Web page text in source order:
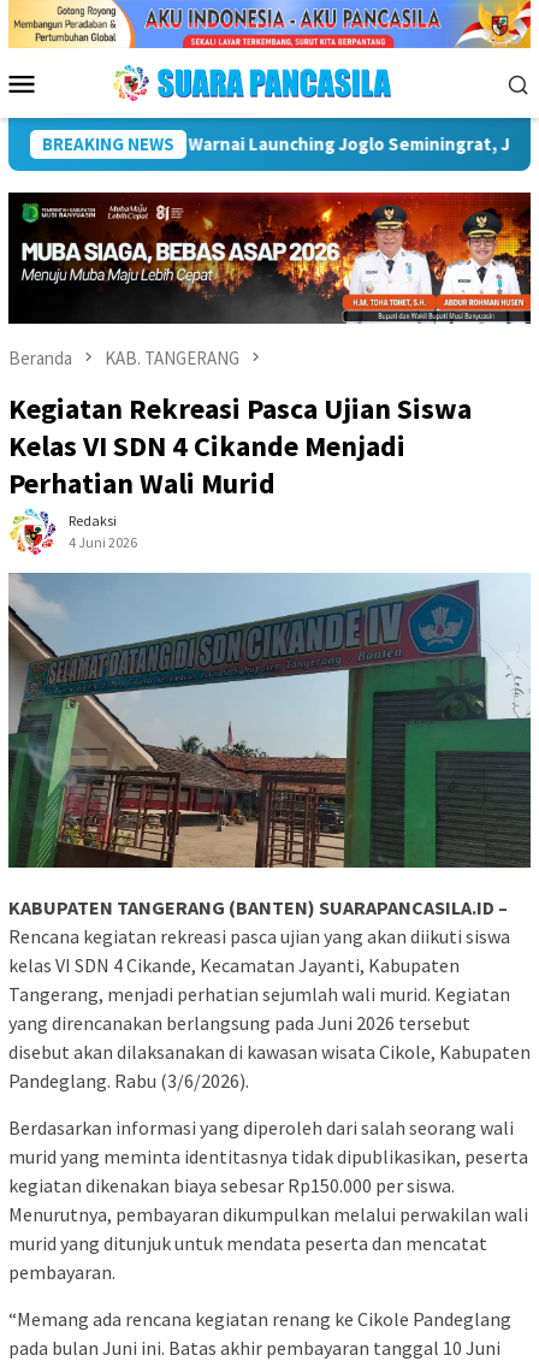
Menu
Mobile
BREAKING NEWS
Tosan Aji dan Budaya Nusantara Wakil Wali
Beranda KAB. TANGERANG
Kegiatan Rekreasi Pasca Ujian Siswa
Kelas VI SDN 4 Cikande Menjadi
Perhatian Wali Murid
Redaksi
4 Juni 2026
KABUPATEN TANGERANG (BANTEN) SUARAPANCASILA.ID –
Rencana kegiatan rekreasi pasca ujian yang akan diikuti siswa
kelas VI SDN 4 Cikande, Kecamatan Jayanti, Kabupaten
Tangerang, menjadi perhatian sejumlah wali murid. Kegiatan
yang direncanakan berlangsung pada Juni 2026 tersebut
disebut akan dilaksanakan di kawasan wisata Cikole, Kabupaten
Pandeglang. Rabu (3/6/2026).
Berdasarkan informasi yang diperoleh dari salah seorang wali
murid yang meminta identitasnya tidak dipublikasikan, peserta
kegiatan dikenakan biaya sebesar Rp150.000 per siswa.
Menurutnya, pembayaran dikumpulkan melalui perwakilan wali
murid yang ditunjuk untuk mendata peserta dan mencatat
pembayaran.
“Memang ada rencana kegiatan renang ke Cikole Pandeglang
pada bulan Juni ini. Batas akhir pembayaran tanggal 10 Juni